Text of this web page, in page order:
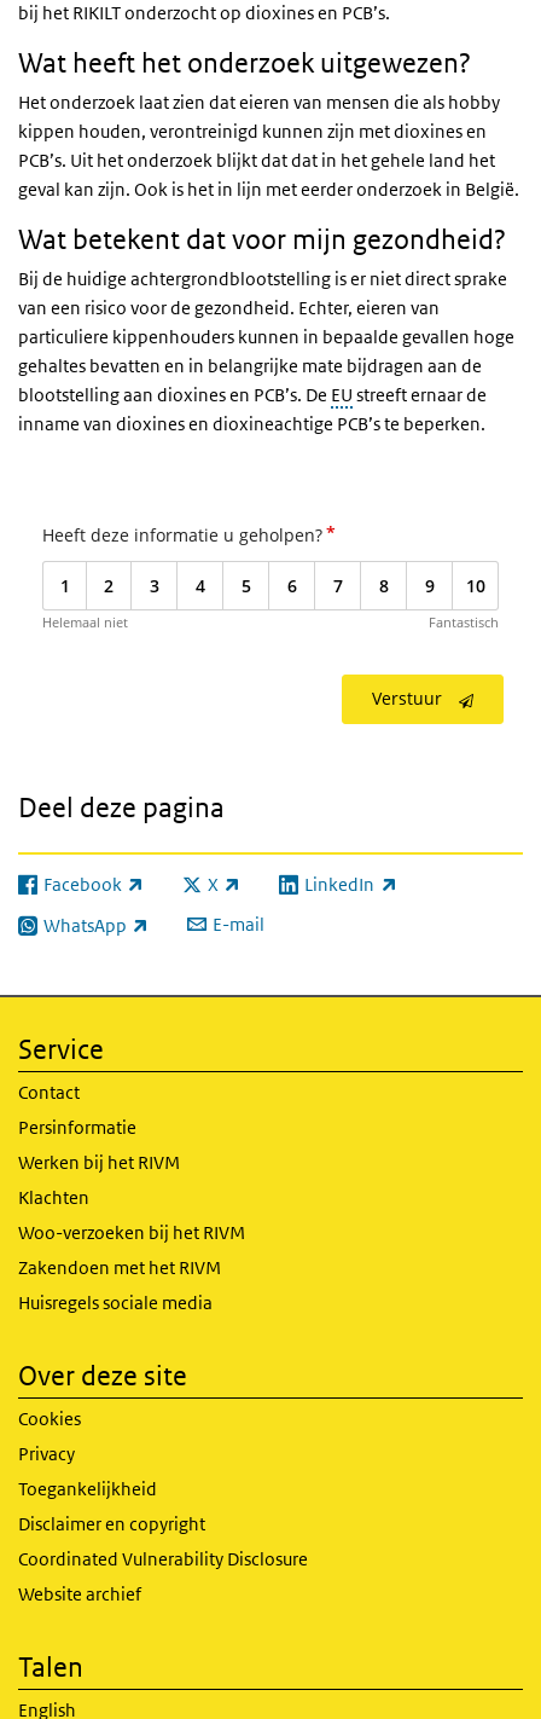
bij het RIKILT onderzocht op dioxines en PCB’s.
Wat heeft het onderzoek uitgewezen?
Het onderzoek laat zien dat eieren van mensen die als hobby
kippen houden, verontreinigd kunnen zijn met dioxines en
PCB’s. Uit het onderzoek blijkt dat dat in het gehele land het
geval kan zijn. Ook is het in lijn met eerder onderzoek in België.
Wat betekent dat voor mijn gezondheid?
Bij de huidige achtergrondblootstelling is er niet direct sprake
van een risico voor de gezondheid. Echter, eieren van
particuliere kippenhouders kunnen in bepaalde gevallen hoge
gehaltes bevatten en in belangrijke mate bijdragen aan de
blootstelling aan dioxines en PCB’s. De EU streeft ernaar de
inname van dioxines en dioxineachtige PCB’s te beperken.
Heeft deze informatie u geholpen?*
1 2 3 4 5 6 7 8 9 10
Helemaal niet Fantastisch
Verstuur
Deel deze pagina
Facebook
(externe link) X
(externe link) LinkedIn
(externe link)
WhatsApp
(externe link) E-mail
Service
Contact
Persinformatie
Werken bij het RIVM
Klachten
Woo-verzoeken bij het RIVM
Zakendoen met het RIVM
Huisregels sociale media
Over deze site
Cookies
Privacy
Toegankelijkheid
Disclaimer en copyright
Coordinated Vulnerability Disclosure
Website archief
Talen
English